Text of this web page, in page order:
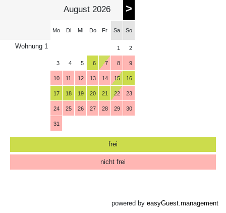
Wohnung 1
August 2026 >
Mo Di Mi Do Fr Sa So
1 2
3 4 5 6 7 8 9
10 11 12 13 14 15 16
17 18 19 20 21 22 23
24 25 26 27 28 29 30
31
frei
nicht frei
powered by easyGuest.management